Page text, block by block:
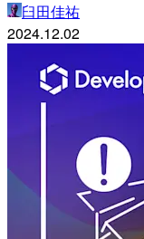
臼田佳祐
2024.12.02